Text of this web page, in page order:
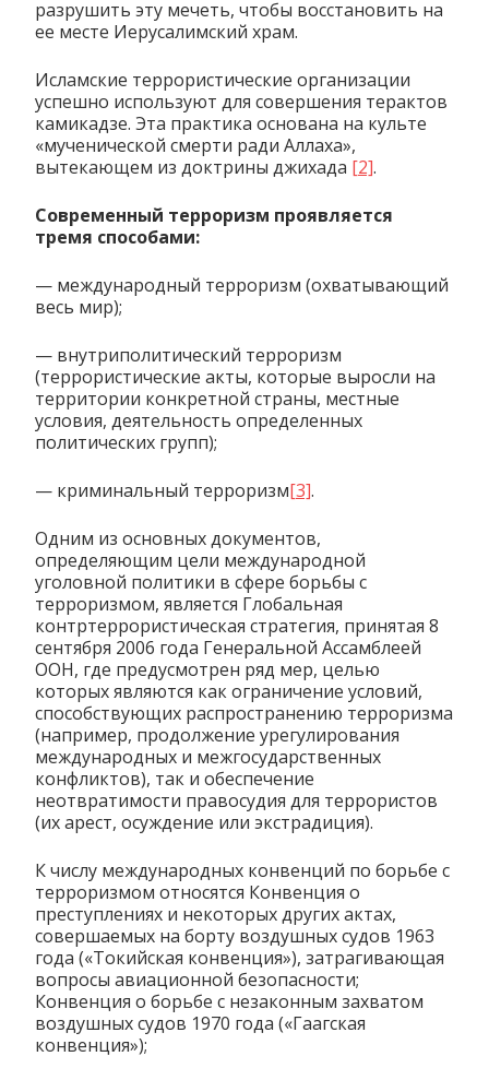
разрушить эту мечеть, чтобы восстановить на
ее месте Иерусалимский храм.
Исламские террористические организации
успешно используют для совершения терактов
камикадзе. Эта практика основана на культе
«мученической смерти ради Аллаха»,
вытекающем из доктрины джихада [2].
Современный терроризм проявляется
тремя способами:
— международный терроризм (охватывающий
весь мир);
— внутриполитический терроризм
(террористические акты, которые выросли на
территории конкретной страны, местные
условия, деятельность определенных
политических групп);
— криминальный терроризм[3].
Одним из основных документов,
определяющим цели международной
уголовной политики в сфере борьбы с
терроризмом, является Глобальная
контртеррористическая стратегия, принятая 8
сентября 2006 года Генеральной Ассамблеей
ООН, где предусмотрен ряд мер, целью
которых являются как ограничение условий,
способствующих распространению терроризма
(например, продолжение урегулирования
международных и межгосударственных
конфликтов), так и обеспечение
неотвратимости правосудия для террористов
(их арест, осуждение или экстрадиция).
К числу международных конвенций по борьбе с
терроризмом относятся Конвенция о
преступлениях и некоторых других актах,
совершаемых на борту воздушных судов 1963
года («Токийская конвенция»), затрагивающая
вопросы авиационной безопасности;
Конвенция о борьбе с незаконным захватом
воздушных судов 1970 года («Гаагская
конвенция»);